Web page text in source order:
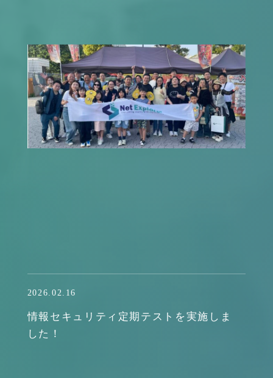
2026.02.16
情報セキュリティ定期テストを実施しま
した！